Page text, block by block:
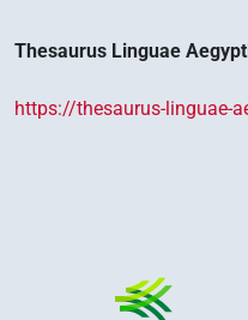
Thesaurus Linguae
https://thesaurus-linguae-